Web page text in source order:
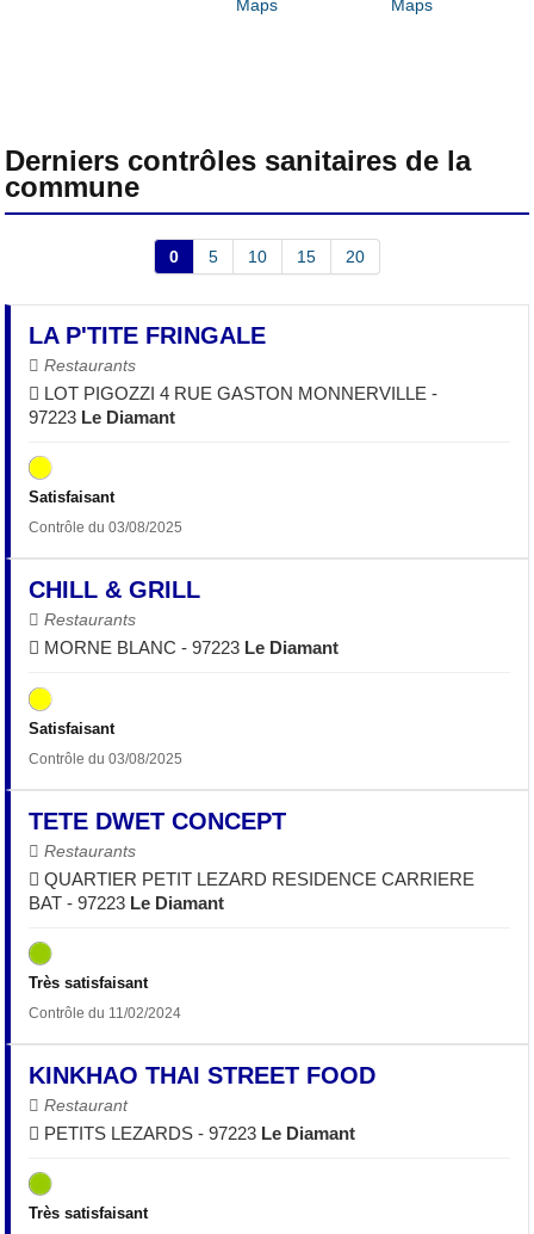
Derniers contrôles sanitaires de la
commune
0 5 10 15 20
LA P'TITE FRINGALE
Restaurants
LOT PIGOZZI 4 RUE GASTON MONNERVILLE -
97223 Le Diamant
Satisfaisant
Contrôle du 03/08/2025
CHILL & GRILL
Restaurants
MORNE BLANC - 97223 Le Diamant
Satisfaisant
Contrôle du 03/08/2025
TETE DWET CONCEPT
Restaurants
QUARTIER PETIT LEZARD RESIDENCE CARRIERE
BAT - 97223 Le Diamant
Très satisfaisant
Contrôle du 11/02/2024
KINKHAO THAI STREET FOOD
Restaurant
PETITS LEZARDS - 97223 Le Diamant
Très satisfaisant